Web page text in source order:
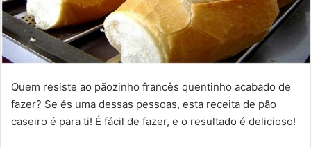
Quem resiste ao pãozinho francês quentinho acabado de
fazer? Se és uma dessas pessoas, esta receita de pão
caseiro é para ti! É fácil de fazer, e o resultado é delicioso!